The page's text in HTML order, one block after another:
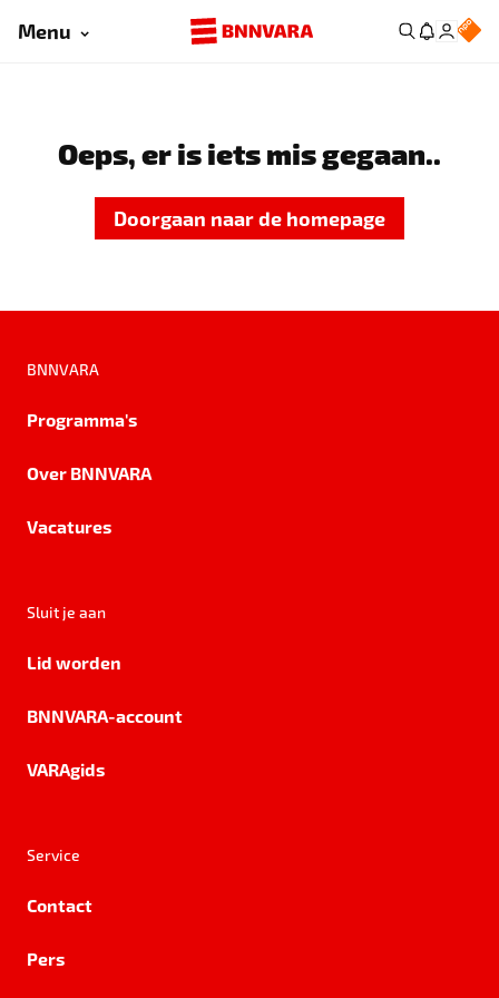
Menu
Oeps, er is iets mis gegaan..
Doorgaan naar de homepage
BNNVARA
Programma's
Over BNNVARA
Vacatures
Sluit je aan
Lid worden
BNNVARA-account
VARAgids
Service
Contact
Pers